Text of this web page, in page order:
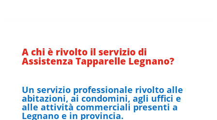
A chi è rivolto il servizio di
Assistenza Tapparelle Legnano?
Un servizio professionale rivolto alle
abitazioni, ai condomini, agli uffici e
alle attività commerciali presenti a
Legnano e in provincia.